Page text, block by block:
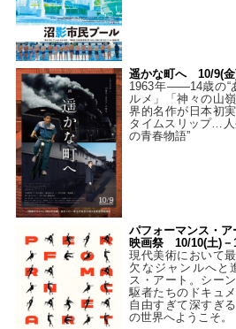
遥かな町へ 10/9(金
1963年――14歳の“
ルメ」「神々の山
界的名作が日本初
タイムスリップ…人
の青春物語”
パフォーマンス・
映画祭 10/10(土)－
現代美術において
欠なジャンルへと
ス・アート。シー
駆者たちのドキュ
自由すぎて深すぎ
の世界へようこそ。